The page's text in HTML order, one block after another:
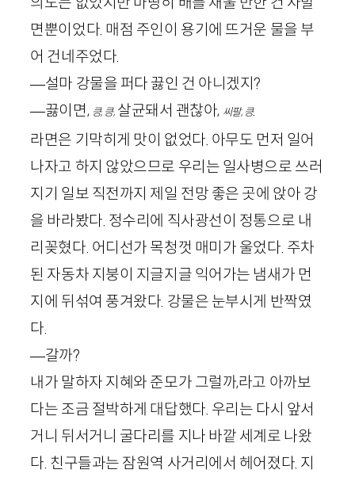
면뿐이었다. 매점 주인이 용기에 뜨거운 물을 부
어 건네주었다.
—설마 강물을 퍼다 끓인 건 아니겠지?
—끓이면, 킁, 킁,살균돼서 괜찮아, 씨팔, 킁.
라면은 기막히게 맛이 없었다. 아무도 먼저 일어
나자고 하지 않았으므로 우리는 일사병으로 쓰러
지기 일보 직전까지 제일 전망 좋은 곳에 앉아 강
을 바라봤다. 정수리에 직사광선이 정통으로 내
리꽂혔다. 어디선가 목청껏 매미가 울었다. 주차
된 자동차 지붕이 지글지글 익어가는 냄새가 먼
지에 뒤섞여 풍겨왔다. 강물은 눈부시게 반짝였
다.
—갈까?
내가 말하자 지혜와 준모가 그럴까,라고 아까보
다는 조금 절박하게 대답했다. 우리는 다시 앞서
거니 뒤서거니 굴다리를 지나 바깥 세계로 나왔
다. 친구들과는 잠원역 사거리에서 헤어졌다. 지